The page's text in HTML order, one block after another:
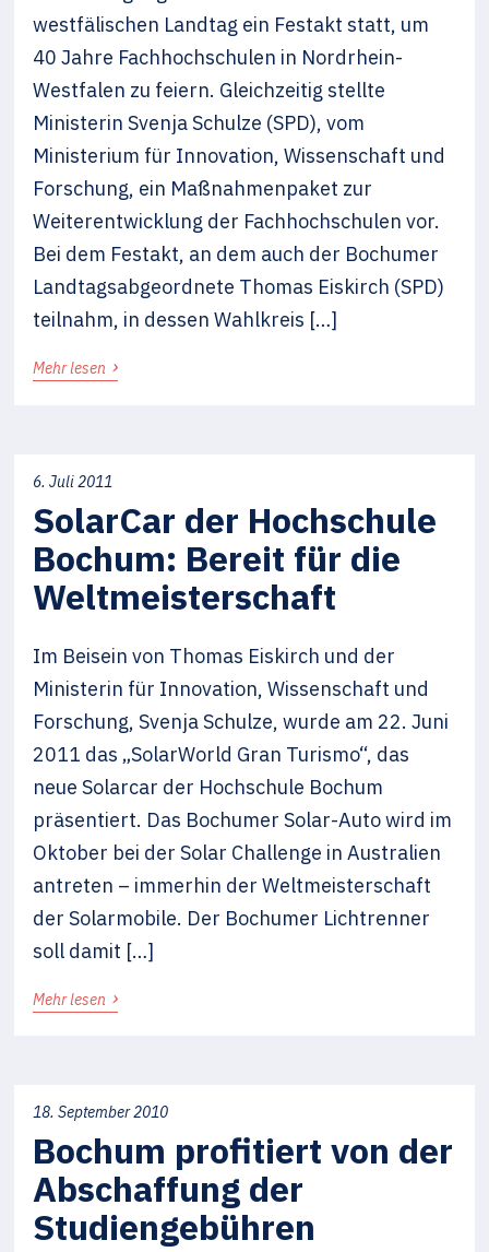
westfälischen Landtag ein Festakt statt, um
40 Jahre Fachhochschulen in Nordrhein-
Westfalen zu feiern. Gleichzeitig stellte
Ministerin Svenja Schulze (SPD), vom
Ministerium für Innovation, Wissenschaft und
Forschung, ein Maßnahmenpaket zur
Weiterentwicklung der Fachhochschulen vor.
Bei dem Festakt, an dem auch der Bochumer
Landtagsabgeordnete Thomas Eiskirch (SPD)
teilnahm, in dessen Wahlkreis […]
Mehr lesen ›
6. Juli 2011
SolarCar der Hochschule
Bochum: Bereit für die
Weltmeisterschaft
Im Beisein von Thomas Eiskirch und der
Ministerin für Innovation, Wissenschaft und
Forschung, Svenja Schulze, wurde am 22. Juni
2011 das „SolarWorld Gran Turismo“, das
neue Solarcar der Hochschule Bochum
präsentiert. Das Bochumer Solar-Auto wird im
Oktober bei der Solar Challenge in Australien
antreten – immerhin der Weltmeisterschaft
der Solarmobile. Der Bochumer Lichtrenner
soll damit […]
Mehr lesen ›
18. September 2010
Bochum profitiert von der
Abschaffung der
Studiengebühren